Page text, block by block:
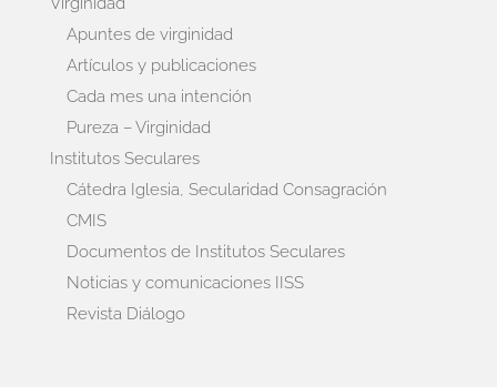
Apuntes de virginidad
Artículos y publicaciones
Cada mes una intención
Pureza – Virginidad
Institutos Seculares
Cátedra Iglesia, Secularidad Consagración
CMIS
Documentos de Institutos Seculares
Noticias y comunicaciones IISS
Revista Diálogo